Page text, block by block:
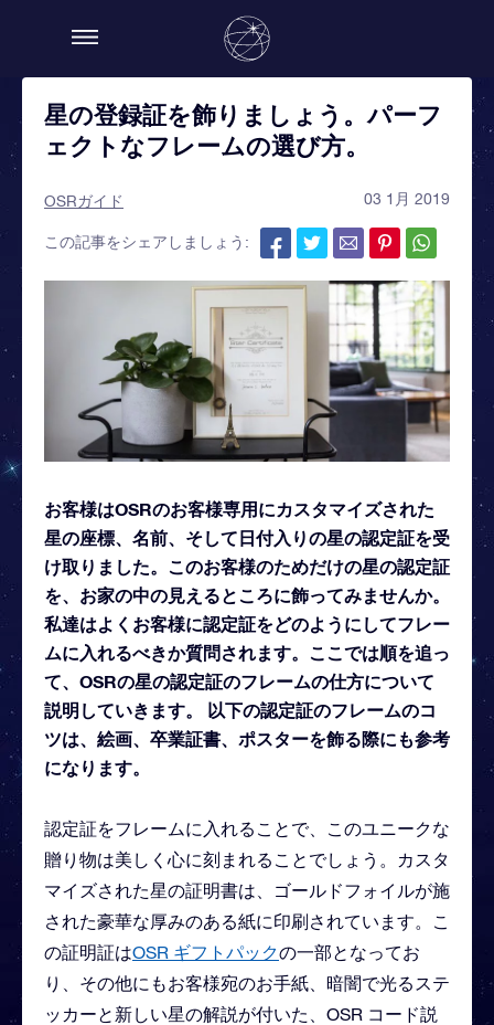
星の登録証を飾りましょう。パーフ
ェクトなフレームの選び方。
OSRガイド 03 1月 2019
この記事をシェアしましょう:
お客様はOSRのお客様専用にカスタマイズされた
星の座標、名前、そして日付入りの星の認定証を受
け取りました。このお客様のためだけの星の認定証
を、お家の中の見えるところに飾ってみませんか。
私達はよくお客様に認定証をどのようにしてフレー
ムに入れるべきか質問されます。ここでは順を追っ
て、OSRの星の認定証のフレームの仕方について
説明していきます。 以下の認定証のフレームのコ
ツは、絵画、卒業証書、ポスターを飾る際にも参考
になります。
認定証をフレームに入れることで、このユニークな
贈り物は美しく心に刻まれることでしょう。カスタ
マイズされた星の証明書は、ゴールドフォイルが施
された豪華な厚みのある紙に印刷されています。こ
の証明証はOSR ギフトパックの一部となってお
り、その他にもお客様宛のお手紙、暗闇で光るステ
ッカーと新しい星の解説が付いた、OSR コード説